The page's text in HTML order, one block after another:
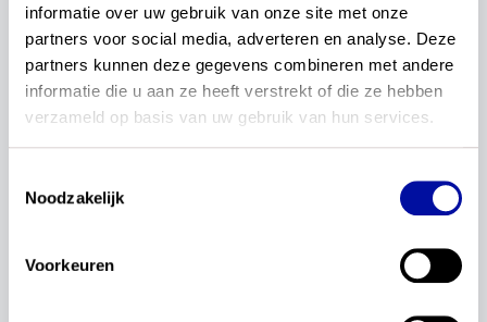
informatie over uw gebruik van onze site met onze
partners voor social media, adverteren en analyse. Deze
partners kunnen deze gegevens combineren met andere
informatie die u aan ze heeft verstrekt of die ze hebben
verzameld op basis van uw gebruik van hun services.
Noodzakelijk
Voorkeuren
Podcast
1–1 van 1 artikelen
Podcast ism researchED over
curriculumbewustzijn
Hoe zijn scholen betrokken en hoe kan je als school